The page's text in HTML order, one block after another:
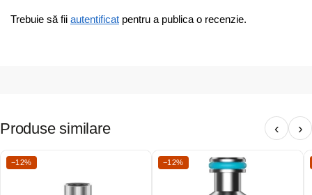
Trebuie să fii autentificat pentru a publica o recenzie.
Produse similare ‹ ›
−12% −12%